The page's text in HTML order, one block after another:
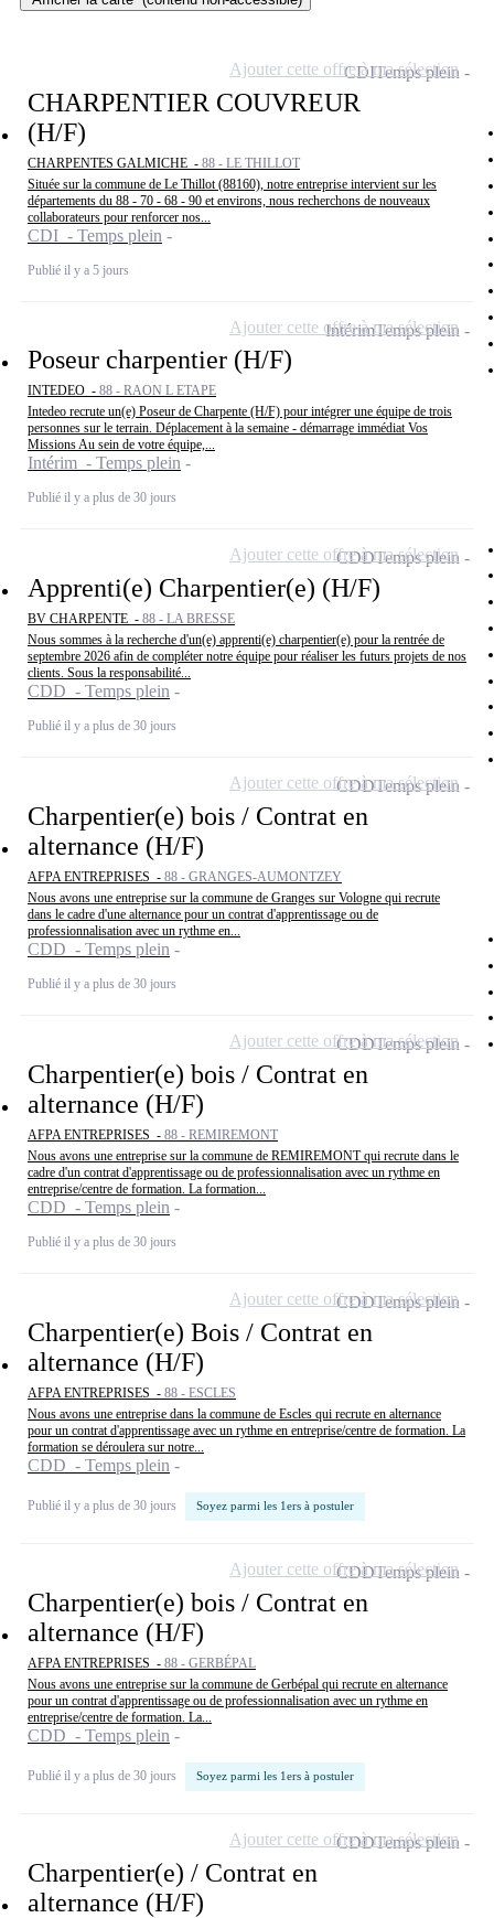
CHARPENTIER COUVREUR
(H/F)
CHARPENTES GALMICHE - 88 - LE THILLOT
Située sur la commune de Le Thillot (88160), notre entreprise intervient sur les
départements du 88 - 70 - 68 - 90 et environs, nous recherchons de nouveaux
collaborateurs pour renforcer nos...
CDI - Temps plein
Publié il y a 5 jours
CDITemps plein
Ajouter cette offre à ma sélection
Poseur charpentier (H/F)
INTEDEO - 88 - RAON L ETAPE
Intedeo recrute un(e) Poseur de Charpente (H/F) pour intégrer une équipe de trois
personnes sur le terrain. Déplacement à la semaine - démarrage immédiat Vos
Missions Au sein de votre équipe,...
Intérim - Temps plein
Publié il y a plus de 30 jours
IntérimTemps plein
Ajouter cette offre à ma sélection
Apprenti(e) Charpentier(e) (H/F)
BV CHARPENTE - 88 - LA BRESSE
Nous sommes à la recherche d'un(e) apprenti(e) charpentier(e) pour la rentrée de
septembre 2026 afin de compléter notre équipe pour réaliser les futurs projets de nos
clients. Sous la responsabilité...
CDD - Temps plein
Publié il y a plus de 30 jours
CDDTemps plein
Ajouter cette offre à ma sélection
Charpentier(e) bois / Contrat en
alternance (H/F)
AFPA ENTREPRISES - 88 - GRANGES-AUMONTZEY
Nous avons une entreprise sur la commune de Granges sur Vologne qui recrute
dans le cadre d'une alternance pour un contrat d'apprentissage ou de
professionnalisation avec un rythme en...
CDD - Temps plein
Publié il y a plus de 30 jours
CDDTemps plein
Ajouter cette offre à ma sélection
Charpentier(e) bois / Contrat en
alternance (H/F)
AFPA ENTREPRISES - 88 - REMIREMONT
Nous avons une entreprise sur la commune de REMIREMONT qui recrute dans le
cadre d'un contrat d'apprentissage ou de professionnalisation avec un rythme en
entreprise/centre de formation. La formation...
CDD - Temps plein
Publié il y a plus de 30 jours
CDDTemps plein
Ajouter cette offre à ma sélection
Charpentier(e) Bois / Contrat en
alternance (H/F)
AFPA ENTREPRISES - 88 - ESCLES
Nous avons une entreprise dans la commune de Escles qui recrute en alternance
pour un contrat d'apprentissage avec un rythme en entreprise/centre de formation. La
formation se déroulera sur notre...
CDD - Temps plein
Publié il y a plus de 30 jours Soyez parmi les 1ers à postuler
CDDTemps plein
Ajouter cette offre à ma sélection
Charpentier(e) bois / Contrat en
alternance (H/F)
AFPA ENTREPRISES - 88 - GERBÉPAL
Nous avons une entreprise sur la commune de Gerbépal qui recrute en alternance
pour un contrat d'apprentissage ou de professionnalisation avec un rythme en
entreprise/centre de formation. La...
CDD - Temps plein
Publié il y a plus de 30 jours Soyez parmi les 1ers à postuler
CDDTemps plein
Ajouter cette offre à ma sélection
Charpentier(e) / Contrat en
alternance (H/F)
CDDTemps plein
Ajouter cette offre à ma sélection